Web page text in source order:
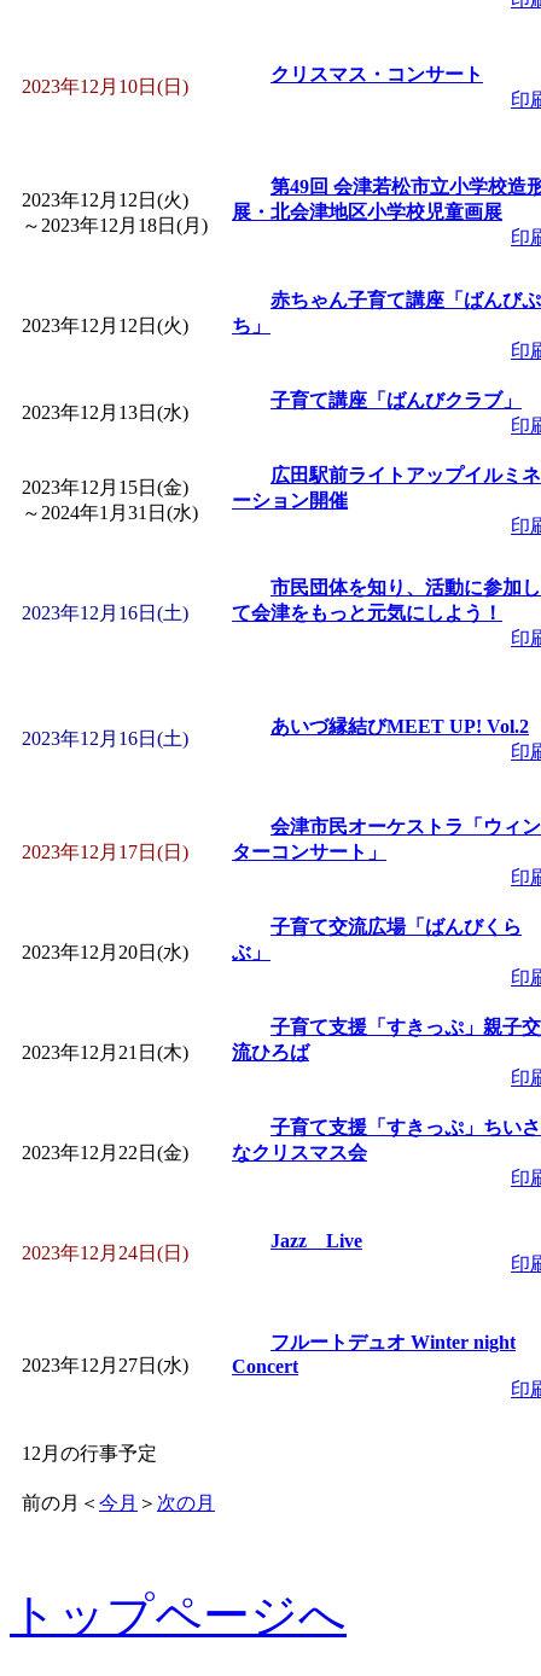
」 受付期間：～
みなづる号乗車体
de 健康づくり」」 受
「皆鶴姫のこびる塾
～」 受付期間：～
みなづる号乗車体
」
2023年12月10日(日)
クリスマス・コンサート
印
2023年12月12日(火)
～ 2023年12月18日(月)
第49回 会津若松市立小学校造
展・北会津地区小学校児童画展
印
2023年12月12日(火)
赤ちゃん子育て講座「ばんびぷ
ち」
印
2023年12月13日(水)
子育て講座「ばんびクラブ」
印
2023年12月15日(金)
～ 2024年1月31日(水)
広田駅前ライトアップイルミネ
ーション開催
印
2023年12月16日(土)
市民団体を知り、活動に参加し
て会津をもっと元気にしよう！
印
2023年12月16日(土)
あいづ縁結びMEET UP! Vol.2
印
2023年12月17日(日)
会津市民オーケストラ「ウィン
ターコンサート」
印
2023年12月20日(水)
子育て交流広場「ばんびくら
ぶ」
印
2023年12月21日(木)
子育て支援「すきっぷ」親子交
流ひろば
印
2023年12月22日(金)
子育て支援「すきっぷ」ちいさ
なクリスマス会
印
2023年12月24日(日)
Jazz Live
印
2023年12月27日(水)
フルートデュオ Winter night
Concert
印
12月の行事予定
前の月 ＜ 今月 ＞ 次の月
トップページへ